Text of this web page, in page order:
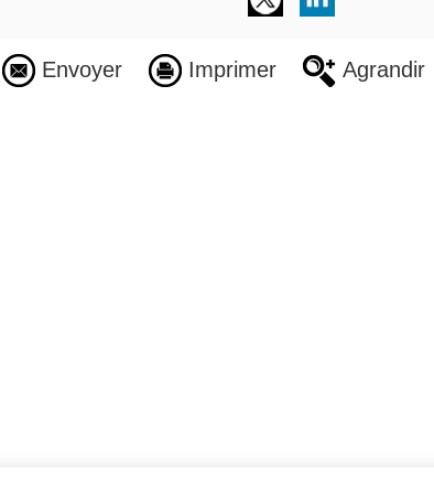
Envoyer Imprimer Agrandir